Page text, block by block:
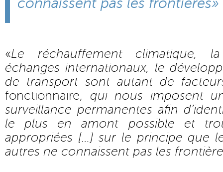
connaissent pas les frontières»
«Le réchauffement climatique,
échanges internationaux, le
de transport sont autant de
fonctionnaire, qui nous imposent
surveillance permanentes afin
le plus en amont possible et
appropriées […] sur le principe que
autres ne connaissent pas les